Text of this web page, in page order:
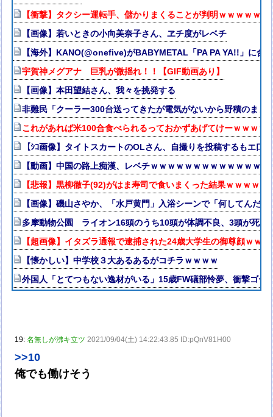
【衝撃】タクシー運転手、儲かりまくることが判明ｗｗｗｗｗ
【画像】若いときの小向美奈子さん、ヱチ度がレベチ
【海外】KANO(@onefive)がBABYMETAL「PA PA YA!!」に合
宇賀神メグアナ 巨乳が微揺れ！！【GIF動画あり】
【画像】本田望結さん、我々を挑発する
非難民「クーラー300台送ってきたが電気がないから野積のまま
これがあれば米100合食べられるっておかずあげてけーｗｗｗｗ
【ｼｺ画像】タイトスカートのOLさん、自撮りを投稿するもエ口
【動画】中国の路上痴漢、レベチｗｗｗｗｗｗｗｗｗｗｗｗｗｗ
【悲報】黒柳徹子(92)がはま寿司で食いまくった結果ｗｗｗｗ
【画像】磯山さやか、「水戸黄門」入浴シーンで「何してんだ
多摩動物公園 ライオン16頭のうち10頭が体調不良、3頭が死
【超画像】イタズラ通報で逮捕された24歳大学生の御尊顔ｗｗ
【懐かしい】中学校３大あるあるがコチラｗｗｗｗ
外国人「とてつもない逸材がいる」15歳FW礒部怜夢、衝撃ゴ
19:名無しが沸キ立ツ 2021/09/04(土) 14:22:43.85 ID:pQnV81H00
>>10
俺でも働けそう